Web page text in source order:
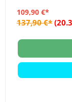
109,90 €*
137,90 €*